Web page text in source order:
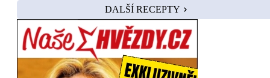
DALŠÍ RECEPTY